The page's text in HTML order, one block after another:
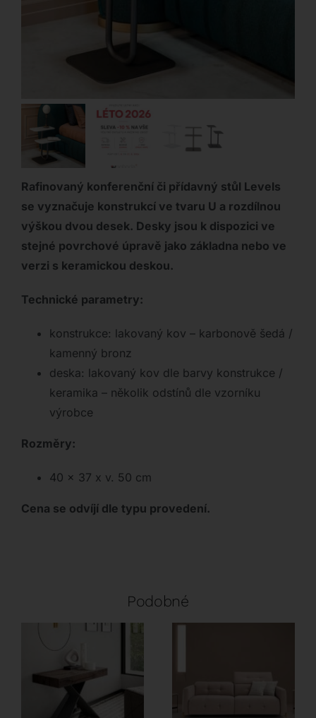
Rafinovaný konferenční či přídavný stůl Levels
se vyznačuje konstrukcí ve tvaru U a rozdílnou
výškou dvou desek. Desky jsou k dispozici ve
stejné povrchové úpravě jako základna nebo ve
verzi s keramickou deskou.
Technické parametry:
konstrukce: lakovaný kov – karbonově šedá /
kamenný bronz
deska: lakovaný kov dle barvy konstrukce /
keramika – několik odstínů dle vzorníku
výrobce
Rozměry:
40 x 37 x v. 50 cm
Cena se odvíjí dle typu provedení.
Podobné